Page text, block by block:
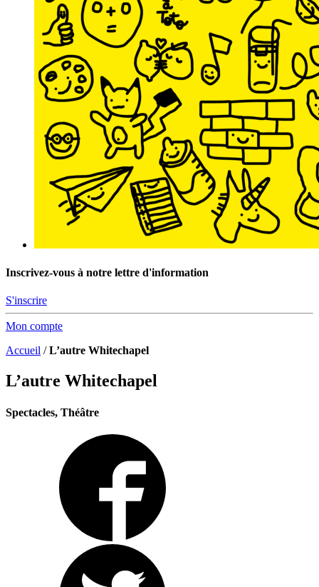
Inscrivez-vous à notre lettre d'information
S'inscrire
Mon compte
Accueil /L’autre Whitechapel
L’autre Whitechapel
Spectacles, Théâtre